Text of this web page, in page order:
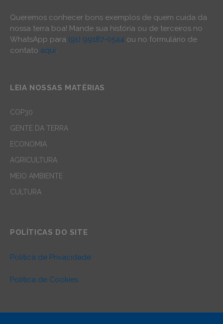
Queremos conhecer bons exemplos de quem cuida da
nossa terra boa! Mande sua história ou de terceiros no
WhatsApp para (91) 99187-0544 ou no formulário de
contato aqui.
LEIA NOSSAS MATÉRIAS
COP30
GENTE DA TERRA
ECONOMIA
AGRICULTURA
MEIO AMBIENTE
CULTURA
POLÍTICAS DO SITE
Política de Privacidade
Política de Cookies